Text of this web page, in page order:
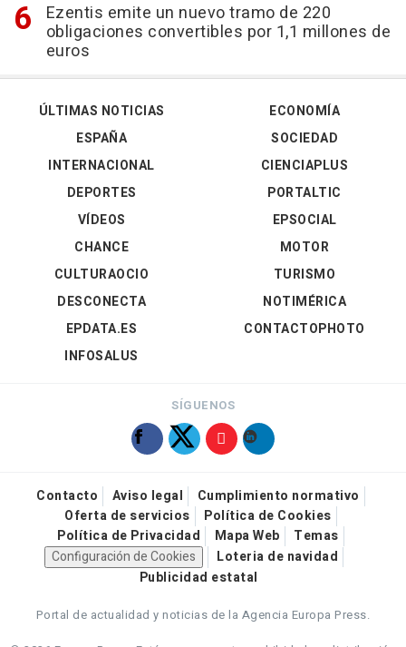
Ezentis emite un nuevo tramo de 220
obligaciones convertibles por 1,1 millones de
euros
ÚLTIMAS NOTICIAS
ESPAÑA
INTERNACIONAL
DEPORTES
VÍDEOS
ECONOMÍA
SOCIEDAD
CIENCIAPLUS
PORTALTIC
EPSOCIAL
CHANCE
CULTURAOCIO
DESCONECTA
EPDATA.ES
INFOSALUS
MOTOR
TURISMO
NOTIMÉRICA
CONTACTOPHOTO
SÍGUENOS
Contacto Aviso legal
Cumplimiento normativo
Oferta de servicios
Política de Cookies
Política de Privacidad
Mapa Web
Temas
Configuración de Cookies
Loteria de navidad
Publicidad estatal
Portal de actualidad y noticias de la Agencia Europa Press.